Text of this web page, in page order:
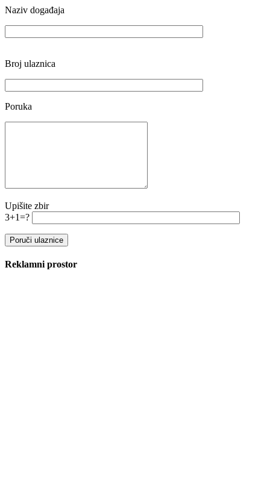
Naziv događaja
Broj ulaznica
Poruka
Upišite zbir
3+1=?
Reklamni prostor